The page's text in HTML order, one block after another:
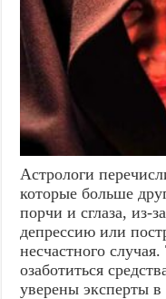
Астрологи
которые больше
порчи и сглаза, из-
депрессию или
несчастного
озаботиться
уверены эксперты